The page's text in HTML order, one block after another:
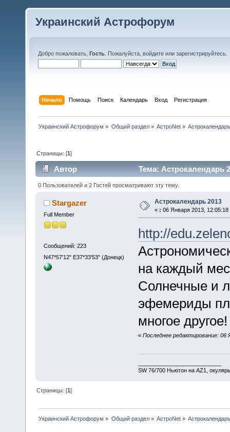
Украинский Астрофорум
Добро пожаловать, Гость . Пожалуйста, войдите или зарегистрируйтесь
Начало Помощь Поиск Календарь Вход Регистрация
Украинский Астрофорум » Общий раздел» АстроNet»
Страницы: [1]
Автор Тема: Астрокалендарь
0 Пользователей и 2 Гостей просматривают эту тему.
Stargazer
Full Member
Сообщений: 223
N47*57'12" E37*33'53" (Донецк)
Астрокалендарь 2013
« : 06 Января 2013, 12:05:18
http://
на каждый
Солнечные и
эфемериды
многое
« Последнее редактирование: 06
SW 76/700 Ньютон на AZ1,
Страницы: [1]
Украинский Астрофорум » Общий раздел» АстроNet»